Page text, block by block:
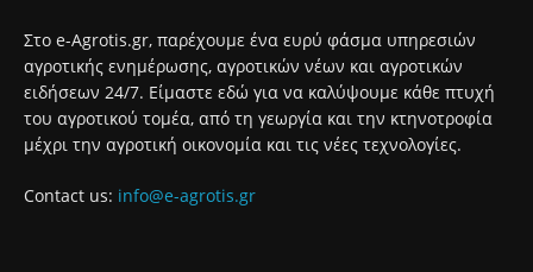
Στο e-Agrotis.gr, παρέχουμε ένα ευρύ φάσμα υπηρεσιών
αγροτικής ενημέρωσης, αγροτικών νέων και αγροτικών
ειδήσεων 24/7. Είμαστε εδώ για να καλύψουμε κάθε πτυχή
του αγροτικού τομέα, από τη γεωργία και την κτηνοτροφία
μέχρι την αγροτική οικονομία και τις νέες τεχνολογίες.
Contact us: info@e-agrotis.gr